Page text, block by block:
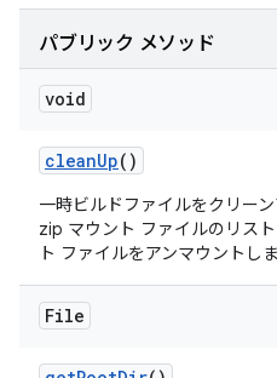
パブリック メソッド
void
cleanUp()
一時ビルドファイルをクリー
zip マウント ファイルのリス
ト ファイルをアンマウントしま
File